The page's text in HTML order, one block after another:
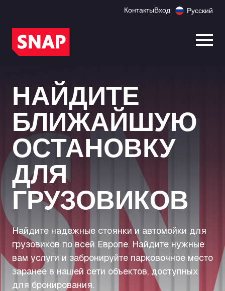
КонтактыВход Русский
НАЙДИТЕ
БЛИЖАЙШУЮ
ОСТАНОВКУ
ДЛЯ
ГРУЗОВИКОВ
Найдите надежные стоянки и автомойки для
грузовиков по всей Европе. Найдите нужные
вам услуги и забронируйте парковочное место
заранее в нашей сети объектов, доступных
для бронирования.